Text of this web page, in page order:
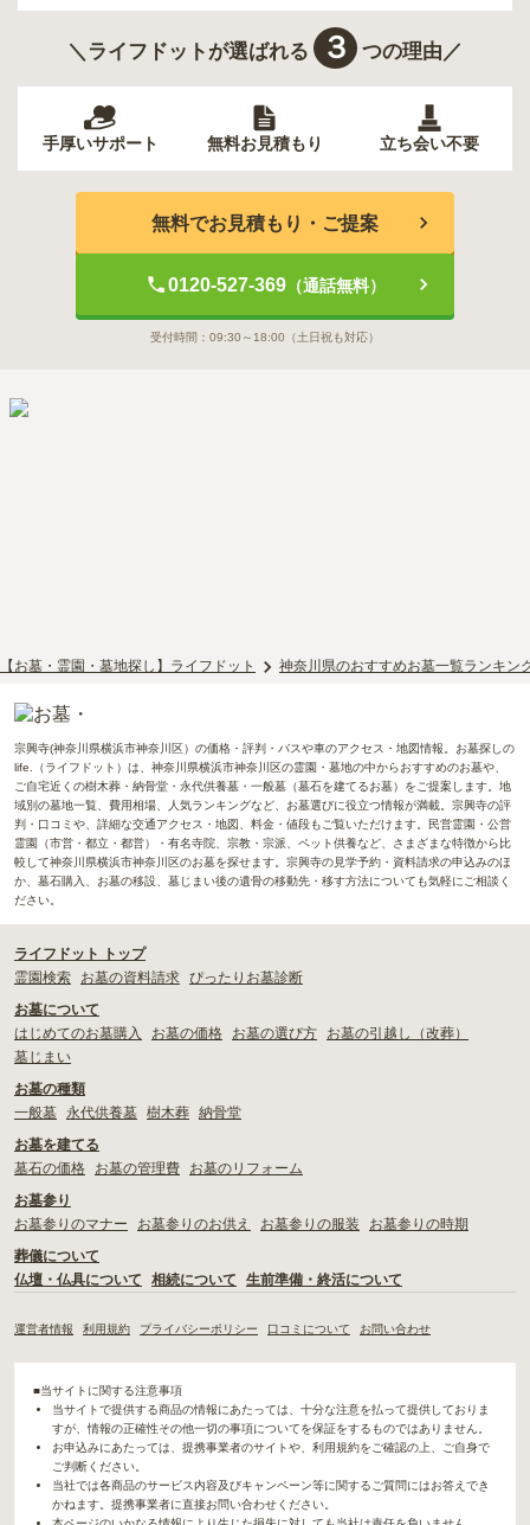
＼ライフドットが選ばれる ３ つの理由／
手厚いサポート 無料お見積もり 立ち会い不要
無料でお見積もり・ご提案
0120-527-369（通話無料）
受付時間： 09:30～18:00 （土日祝も対応）
【お墓・霊園・墓地探し】ライフドット 神奈川県のおすすめお墓一覧ランキン
宗興寺(神奈川県横浜市神奈川区）の価格・評判・バスや車のアクセス・地図情報。お墓探しの
life.（ライフドット）は、神奈川県横浜市神奈川区の霊園・墓地の中からおすすめのお墓や、
ご自宅近くの樹木葬・納骨堂・永代供養墓・一般墓（墓石を建てるお墓）をご提案します。地
域別の墓地一覧、費用相場、人気ランキングなど、お墓選びに役立つ情報が満載。宗興寺の評
判・口コミや、詳細な交通アクセス・地図、料金・値段もご覧いただけます。民営霊園・公営
霊園（市営・都立・都営）・有名寺院、宗教・宗派、ペット供養など、さまざまな特徴から比
較して神奈川県横浜市神奈川区のお墓を探せます。宗興寺の見学予約・資料請求の申込みのほ
か、墓石購入、お墓の移設、墓じまい後の遺骨の移動先・移す方法についても気軽にご相談く
ださい。
ライフドット トップ
霊園検索
お墓の資料請求 ぴったりお墓診断
お墓について
はじめてのお墓購入
お墓の価格 お墓の選び方
お墓の引越し（改葬）
墓じまい
お墓の種類
一般墓
永代供養墓 樹木葬 納骨堂
お墓を建てる
墓石の価格
お墓の管理費
お墓のリフォーム
お墓参り
お墓参りのマナー
お墓参りのお供え お墓参りの服装
お墓参りの時期
葬儀について
仏壇・仏具について
相続について 生前準備・終活について
運営者情報 利用規約 プライバシーポリシー 口コミについて お問い合わせ
■当サイトに関する注意事項
当サイトで提供する商品の情報にあたっては、十分な注意を払って提供しておりま
すが、情報の正確性その他一切の事項についてを保証をするものではありません。
お申込みにあたっては、提携事業者のサイトや、利用規約をご確認の上、ご自身で
ご判断ください。
当社では各商品のサービス内容及びキャンペーン等に関するご質問にはお答えでき
かねます。提携事業者に直接お問い合わせください。